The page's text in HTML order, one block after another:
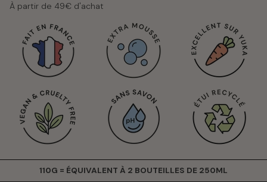
À partir de 49€ d'achat
110G = ÉQUIVALENT À 2 BOUTEILLES DE 250ML